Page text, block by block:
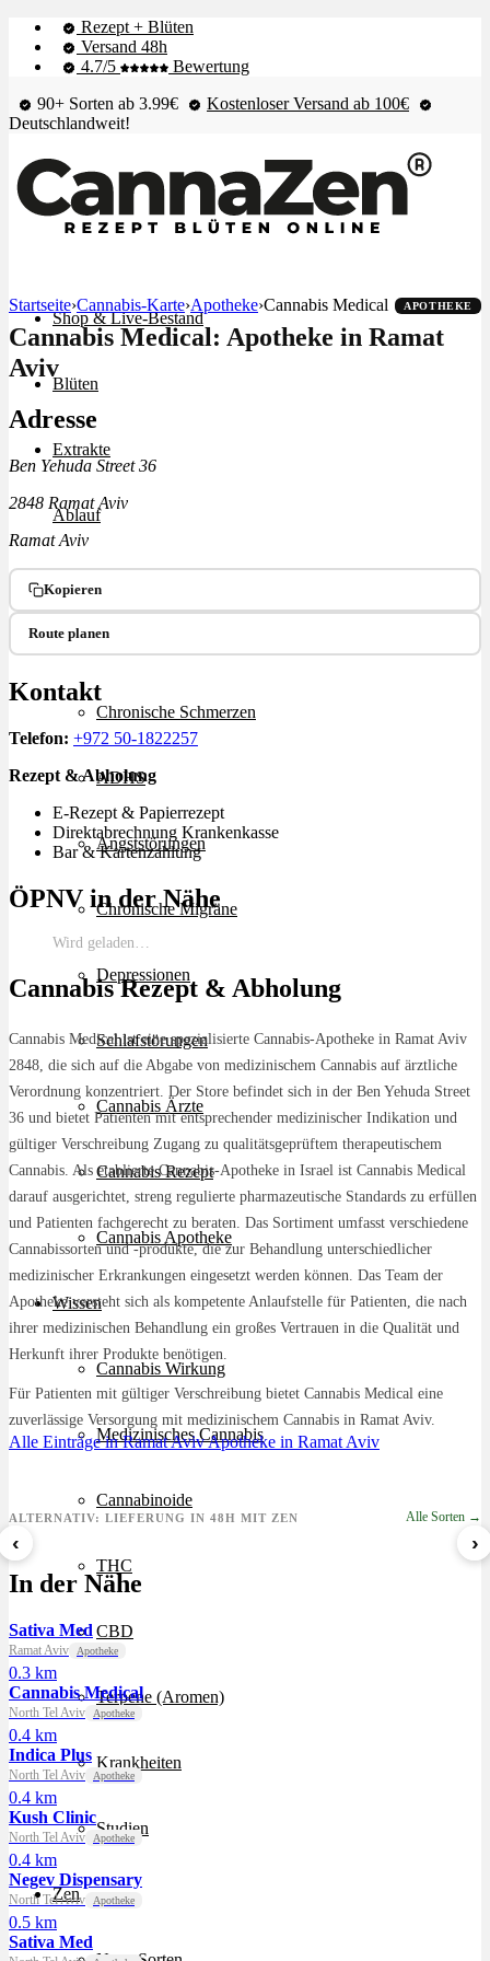
Rezept + Blüten
Versand 48h
4.7/5
Bewertung
90+ Sorten ab 3.99€
Kostenloser Versand ab 100€
Deutschlandweit!
Shop & Live-Bestand
Blüten
Extrakte
Ablauf
Therapien
Chronische Schmerzen
ADHS
Angststörungen
Chronische Migräne
Depressionen
Schlafstörungen
Cannabis Ärzte
Cannabis Rezept
Cannabis Apotheke
Wissen
Cannabis Wirkung
Medizinisches Cannabis
Cannabinoide
THC
CBD
Terpene (Aromen)
Krankheiten
Studien
Zen
Startseite›Cannabis-Karte›Apotheke›Cannabis Medical APOTHEKE
Cannabis Medical: Apotheke in Ramat
Aviv
Adresse
Ben Yehuda Street 36
2848 Ramat Aviv
Ramat Aviv
Kopieren
Route planen
Kontakt
Telefon: +972 50-1822257
Rezept & Abholung
E-Rezept & Papierrezept
Direktabrechnung Krankenkasse
Bar & Kartenzahlung
ÖPNV in der Nähe
Wird geladen…
Cannabis Rezept & Abholung
Cannabis Medical ist eine spezialisierte Cannabis-Apotheke in Ramat Aviv
2848, die sich auf die Abgabe von medizinischem Cannabis auf ärztliche
Verordnung konzentriert. Der Store befindet sich in der Ben Yehuda Street
36 und bietet Patienten mit entsprechender medizinischer Indikation und
gültiger Verschreibung Zugang zu qualitätsgeprüftem therapeutischem
Cannabis. Als etablierte Cannabis-Apotheke in Israel ist Cannabis Medical
darauf ausgerichtet, streng regulierte pharmazeutische Standards zu erfüllen
und Patienten fachgerecht zu beraten. Das Sortiment umfasst verschiedene
Cannabissorten und -produkte, die zur Behandlung unterschiedlicher
medizinischer Erkrankungen eingesetzt werden können. Das Team der
Apotheke versteht sich als kompetente Anlaufstelle für Patienten, die nach
ihrer medizinischen Behandlung ein großes Vertrauen in die Qualität und
Herkunft ihrer Produkte benötigen.
Für Patienten mit gültiger Verschreibung bietet Cannabis Medical eine
zuverlässige Versorgung mit medizinischem Cannabis in Ramat Aviv.
Alle Einträge in Ramat AvivApotheke in Ramat Aviv
ALTERNATIV: LIEFERUNG IN 48H MIT ZEN Alle Sorten →
‹
Sour Mintz Haze
ab 5,99 €/g
›
In der Nähe
Sativa Med
Ramat Aviv Apotheke
0.3 km
Cannabis Medical
North Tel Aviv Apotheke
0.4 km
Indica Plus
North Tel Aviv Apotheke
0.4 km
Kush Clinic
North Tel Aviv Apotheke
0.4 km
Negev Dispensary
North Tel Aviv Apotheke
0.5 km
Sativa Med